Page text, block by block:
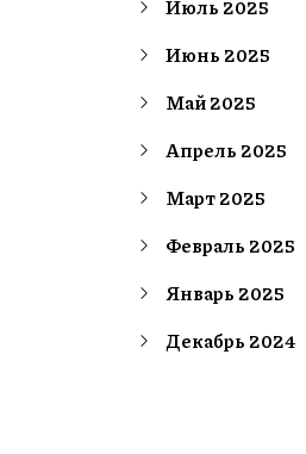
Июль 2025
Июнь 2025
Май 2025
Апрель 2025
Март 2025
Февраль 2025
Январь 2025
Декабрь 2024